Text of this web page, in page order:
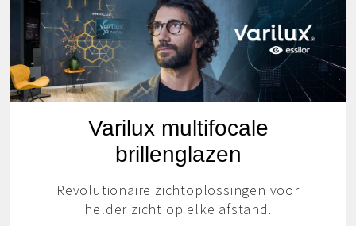
Varilux multifocale
brillenglazen
Revolutionaire zichtoplossingen voor
helder zicht op elke afstand.